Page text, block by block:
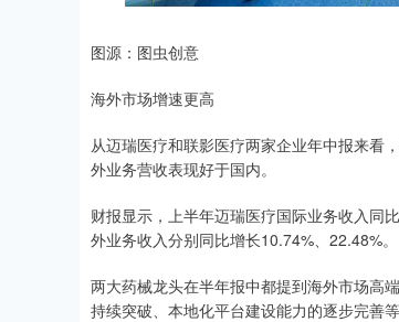
图源：图虫创意
海外市场增速更高
从迈瑞医疗和联影医疗两家企业年中报来看
外业务营收表现好于国内。
财报显示，上半年迈瑞医疗国际业务收入同
外业务收入分别同比增长10.74%、22.48%。
两大药械龙头在半年报中都提到海外市场高
持续突破、本地化平台建设能力的逐步完善